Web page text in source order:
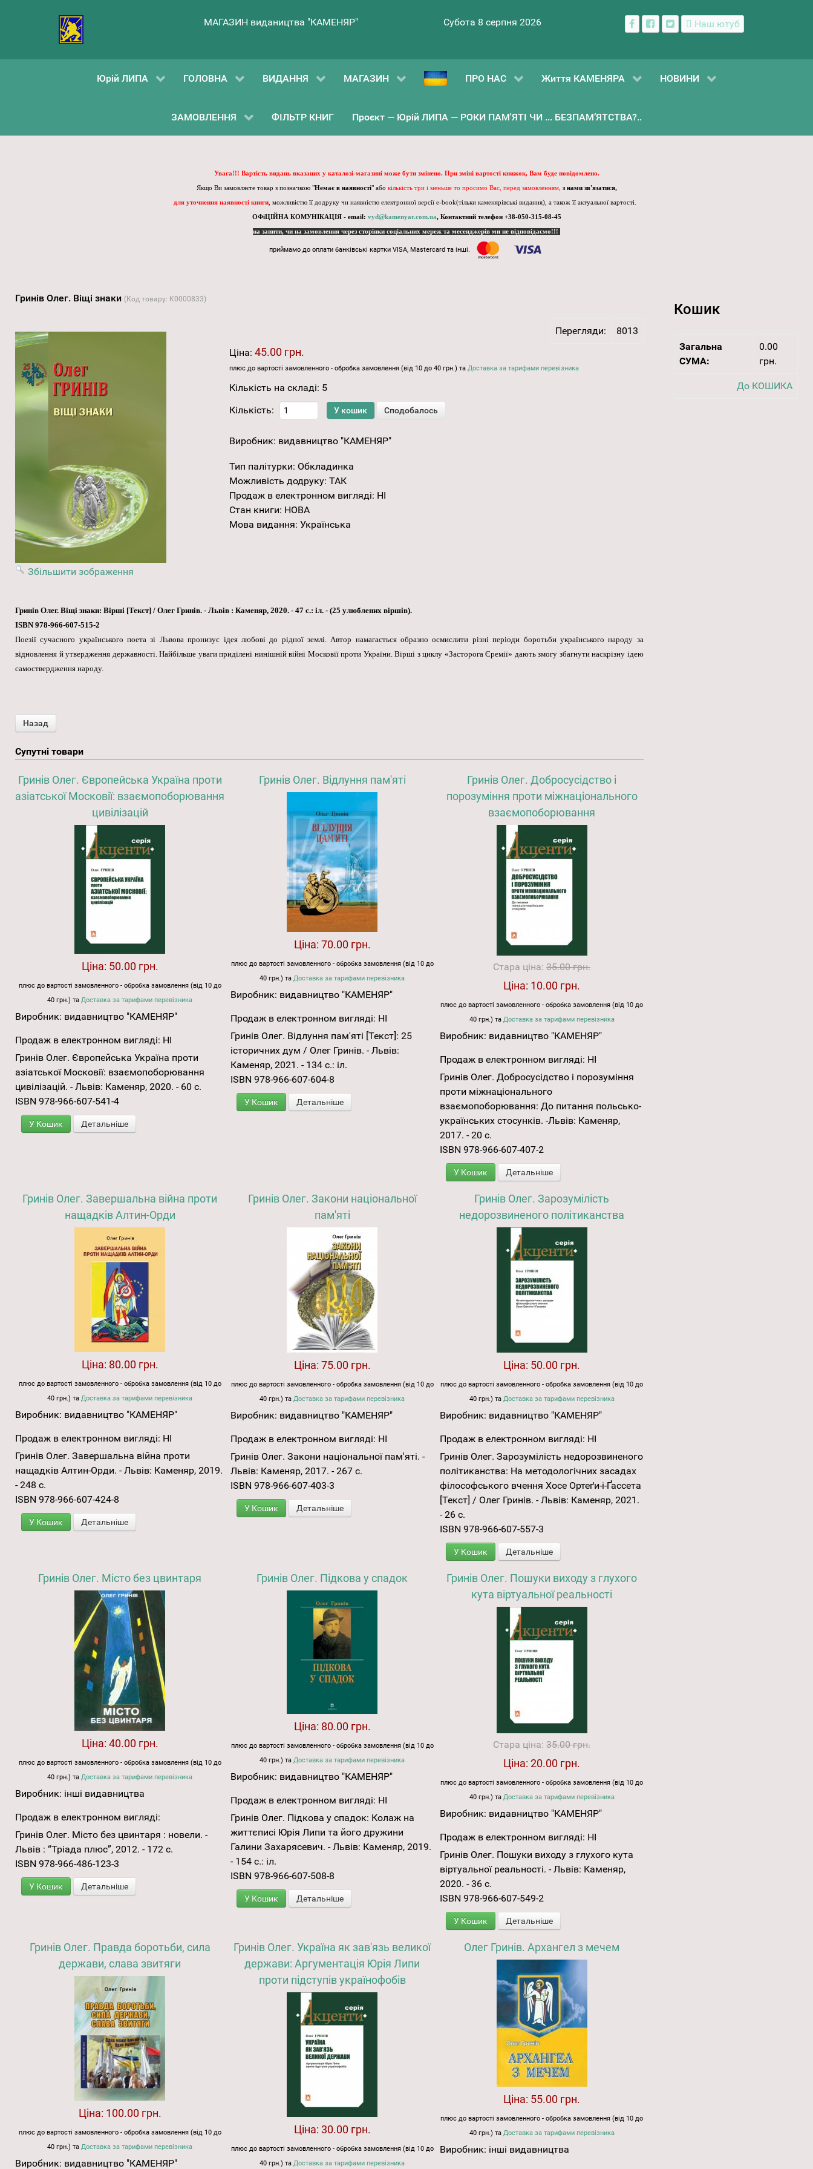
МАГАЗИН видаництва "КАМЕНЯР" Субота 8 серпня 2026 Наш ютуб
Юрій ЛИПА ГОЛОВНА ВИДАННЯ МАГАЗИН ПРО НАС Життя КАМЕНЯРА НОВИНИ
ЗАМОВЛЕННЯ ФІЛЬТР КНИГ Проєкт — Юрій ЛИПА — РОКИ ПАМ'ЯТІ ЧИ ... БЕЗПАМ’ЯТСТВА?..
Увага!!! Вартість видань вказаних у каталозі-магазині може бути змінено. При зміні вартості книжок, Вам буде повідомлено.
Якщо Ви замовляєте товар з позначкою "Немає в наявності" або кількість три і меньше то просимо Вас, перед замовленням, з нами зв'язатися,
для уточнення наявності книги, можливістю її додруку чи наявністю електронної версії e-book(тільки каменярівські видання), а також її актуальної вартості.
ОФіЦІЙНА КОМУНІКАЦІЯ - email: vyd@kamenyar.com.ua, Контактний телефон +38-050-315-08-45
на запити, чи на замовлення через сторінки соціальних мереж та месенджерів ми не відповідаємо!!!
приймамо до оплати банківські картки VISA, Mastercard та інші.
Гринів Олег. Віщі знаки (Код товару: K0000833)
Перегляди: 8013
Збільшити зображення
Ціна: 45.00 грн.
плюс до вартості замовленного - обробка замовлення (від 10 до 40 грн.) та Доставка за тарифами перевізника
Кількість на складі: 5
Кількість:
Виробник: видавництво "КАМЕНЯР"
Тип палітурки: Обкладинка
Можливість додруку: ТАК
Продаж в електронном вигляді: НІ
Стан книги: НОВА
Мова видання: Українська
Гринів Олег. Віщі знаки: Вірші [Текст] / Олег Гринів. - Львів : Каменяр, 2020. - 47 с.: іл. - (25 улюблених віршів).
ISBN 978-966-607-515-2
Поезії сучасного українського поета зі Львова пронизує ідея любові до рідної землі. Автор намагається образно осмислити різні періоди боротьби українського народу за
відновлення й утвердження державності. Найбільше уваги приділені нинішній війні Московії проти України. Вірші з циклу «Засторога Єремії» дають змогу збагнути наскрізну ідею
самоствердження народу.
Супутні товари
Гринів Олег. Європейська Україна проти
азіатської Московії: взаємопоборювання
цивілізацій
Ціна: 50.00 грн.
плюс до вартості замовленного - обробка замовлення (від 10 до
40 грн.) таДоставка за тарифами перевізника
Виробник: видавництво "КАМЕНЯР"
Продаж в електронном вигляді: НІ
Гринів Олег. Європейська Україна проти
азіатської Московії: взаємопоборювання
цивілізацій. - Львів: Каменяр, 2020. - 60 с.
ISBN 978-966-607-541-4
У Кошик Детальніше
Гринів Олег. Відлуння пам'яті
Ціна: 70.00 грн.
плюс до вартості замовленного - обробка замовлення (від 10 до
40 грн.) таДоставка за тарифами перевізника
Виробник: видавництво "КАМЕНЯР"
Продаж в електронном вигляді: НІ
Гринів Олег. Відлуння пам'яті [Текст]: 25
історичних дум / Олег Гринів. - Львів:
Каменяр, 2021. - 134 с.: іл.
ISBN 978-966-607-604-8
У Кошик Детальніше
Гринів Олег. Добросусідство і
порозуміння проти міжнаціонального
взаємопоборювання
Стара ціна: 35.00 грн.
Ціна: 10.00 грн.
плюс до вартості замовленного - обробка замовлення (від 10 до
40 грн.) та Доставка за тарифами перевізника
Виробник: видавництво "КАМЕНЯР"
Продаж в електронном вигляді: НІ
Гринів Олег. Добросусідство і порозуміння
проти міжнаціонального
взаємопоборювання: До питання польсько-
українських стосунків. -Львів: Каменяр,
2017. - 20 с.
ISBN 978-966-607-407-2
У Кошик Детальніше
Гринів Олег. Завершальна війна проти
нащадків Алтин-Орди
Ціна: 80.00 грн.
плюс до вартості замовленного - обробка замовлення (від 10 до
40 грн.) таДоставка за тарифами перевізника
Виробник: видавництво "КАМЕНЯР"
Продаж в електронном вигляді: НІ
Гринів Олег. Завершальна війна проти
нащадків Алтин-Орди. - Львів: Каменяр, 2019.
- 248 с.
ISBN 978-966-607-424-8
У Кошик Детальніше
Гринів Олег. Закони національної
пам'яті
Ціна: 75.00 грн.
плюс до вартості замовленного - обробка замовлення (від 10 до
40 грн.) таДоставка за тарифами перевізника
Виробник: видавництво "КАМЕНЯР"
Продаж в електронном вигляді: НІ
Гринів Олег. Закони національної пам'яті. -
Львів: Каменяр, 2017. - 267 с.
ISBN 978-966-607-403-3
У Кошик Детальніше
Гринів Олег. Зарозумілість
недорозвиненого політиканства
Ціна: 50.00 грн.
плюс до вартості замовленного - обробка замовлення (від 10 до
40 грн.) та Доставка за тарифами перевізника
Виробник: видавництво "КАМЕНЯР"
Продаж в електронном вигляді: НІ
Гринів Олег. Зарозумілість недорозвиненого
політиканства: На методологічних засадах
філософського вчення Хосе Ортеґи-і-Ґассета
[Текст] / Олег Гринів. - Львів: Каменяр, 2021.
- 26 с.
ISBN 978-966-607-557-3
У Кошик Детальніше
Гринів Олег. Місто без цвинтаря
Ціна: 40.00 грн.
плюс до вартості замовленного - обробка замовлення (від 10 до
40 грн.) таДоставка за тарифами перевізника
Виробник: інші видавництва
Продаж в електронном вигляді:
Гринів Олег. Місто без цвинтаря : новели. -
Львів : “Тріада плюс”, 2012. - 172 с.
ISBN 978-966-486-123-3
У Кошик Детальніше
Гринів Олег. Підкова у спадок
Ціна: 80.00 грн.
плюс до вартості замовленного - обробка замовлення (від 10 до
40 грн.) таДоставка за тарифами перевізника
Виробник: видавництво "КАМЕНЯР"
Продаж в електронном вигляді: НІ
Гринів Олег. Підкова у спадок: Колаж на
життєписі Юрія Липи та його дружини
Галини Захарясевич. - Львів: Каменяр, 2019.
- 154 с.: іл.
ISBN 978-966-607-508-8
У Кошик Детальніше
Гринів Олег. Пошуки виходу з глухого
кута віртуальної реальності
Стара ціна: 35.00 грн.
Ціна: 20.00 грн.
плюс до вартості замовленного - обробка замовлення (від 10 до
40 грн.) та Доставка за тарифами перевізника
Виробник: видавництво "КАМЕНЯР"
Продаж в електронном вигляді: НІ
Гринів Олег. Пошуки виходу з глухого кута
віртуальної реальності. - Львів: Каменяр,
2020. - 36 с.
ISBN 978-966-607-549-2
У Кошик Детальніше
Гринів Олег. Правда боротьби, сила
держави, слава звитяги
Ціна: 100.00 грн.
плюс до вартості замовленного - обробка замовлення (від 10 до
40 грн.) таДоставка за тарифами перевізника
Виробник: видавництво "КАМЕНЯР"
Гринів Олег. Україна як зав'язь великої
держави: Аргументація Юрія Липи
проти підступів українофобів
Ціна: 30.00 грн.
плюс до вартості замовленного - обробка замовлення (від 10 до
40 грн.) таДоставка за тарифами перевізника
Олег Гринів. Архангел з мечем
Ціна: 55.00 грн.
плюс до вартості замовленного - обробка замовлення (від 10 до
40 грн.) та Доставка за тарифами перевізника
Виробник: інші видавництва
Кошик
Загальна
СУМА:
0.00
грн.
До КОШИКА